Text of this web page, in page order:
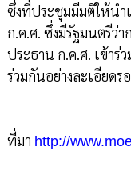
ซึ่งที่ประชุมมีมติให้นำ
ก.ค.ศ. ซึ่งมีรัฐมนตรีว่า
ประธาน ก.ค.ศ. เข้าร่
ร่วมกันอย่างละเอียดร
ที่มา http://